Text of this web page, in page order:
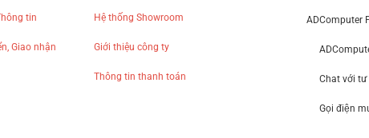
tin
Giao nhận
Hệ thống Showroom
Giới thiệu công ty
Thông tin thanh toán
ADComputer
Chat với tư
Gọi điện